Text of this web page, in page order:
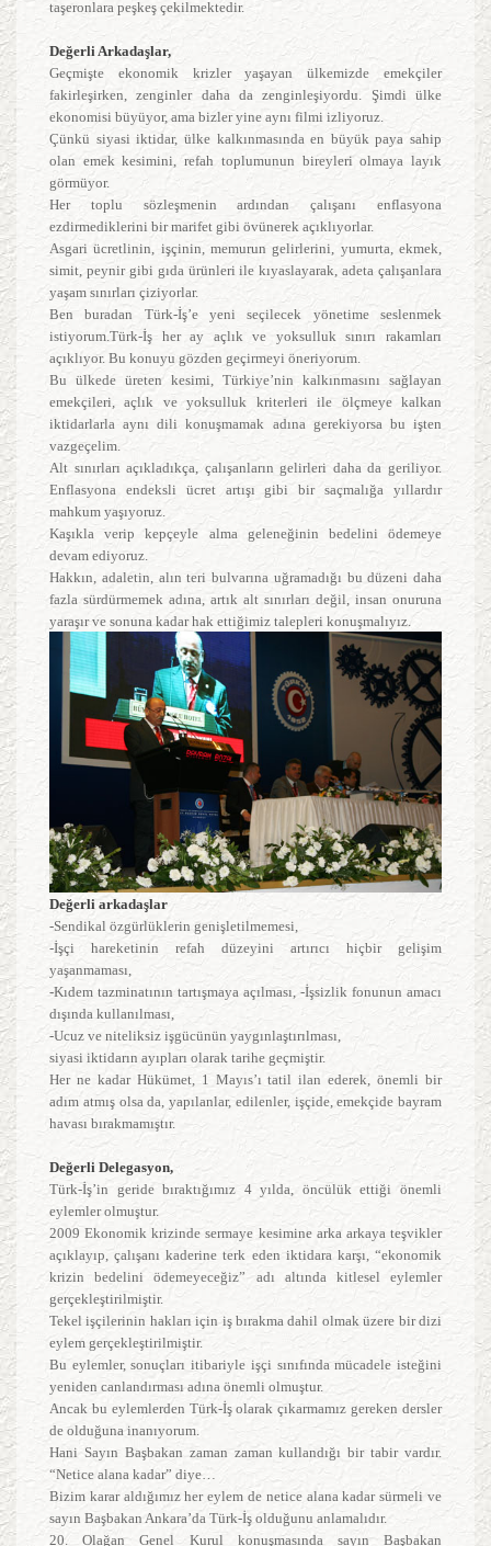
taşeronlara peşkeş çekilmektedir.
Değerli Arkadaşlar,
Geçmişte ekonomik krizler yaşayan ülkemizde emekçiler
fakirleşirken, zenginler daha da zenginleşiyordu. Şimdi ülke
ekonomisi büyüyor, ama bizler yine aynı filmi izliyoruz.
Çünkü siyasi iktidar, ülke kalkınmasında en büyük paya sahip
olan emek kesimini, refah toplumunun bireyleri olmaya layık
görmüyor.
Her toplu sözleşmenin ardından çalışanı enflasyona
ezdirmediklerini bir marifet gibi övünerek açıklıyorlar.
Asgari ücretlinin, işçinin, memurun gelirlerini, yumurta, ekmek,
simit, peynir gibi gıda ürünleri ile kıyaslayarak, adeta çalışanlara
yaşam sınırları çiziyorlar.
Ben buradan Türk-İş’e yeni seçilecek yönetime seslenmek
istiyorum.Türk-İş her ay açlık ve yoksulluk sınırı rakamları
açıklıyor. Bu konuyu gözden geçirmeyi öneriyorum.
Bu ülkede üreten kesimi, Türkiye’nin kalkınmasını sağlayan
emekçileri, açlık ve yoksulluk kriterleri ile ölçmeye kalkan
iktidarlarla aynı dili konuşmamak adına gerekiyorsa bu işten
vazgeçelim.
Alt sınırları açıkladıkça, çalışanların gelirleri daha da geriliyor.
Enflasyona endeksli ücret artışı gibi bir saçmalığa yıllardır
mahkum yaşıyoruz.
Kaşıkla verip kepçeyle alma geleneğinin bedelini ödemeye
devam ediyoruz.
Hakkın, adaletin, alın teri bulvarına uğramadığı bu düzeni daha
fazla sürdürmemek adına, artık alt sınırları değil, insan onuruna
yaraşır ve sonuna kadar hak ettiğimiz talepleri konuşmalıyız.
Değerli arkadaşlar
-Sendikal özgürlüklerin genişletilmemesi,
-İşçi hareketinin refah düzeyini artırıcı hiçbir gelişim
yaşanmaması,
-Kıdem tazminatının tartışmaya açılması, -İşsizlik fonunun amacı
dışında kullanılması,
-Ucuz ve niteliksiz işgücünün yaygınlaştırılması,
siyasi iktidarın ayıpları olarak tarihe geçmiştir.
Her ne kadar Hükümet, 1 Mayıs’ı tatil ilan ederek, önemli bir
adım atmış olsa da, yapılanlar, edilenler, işçide, emekçide bayram
havası bırakmamıştır.
Değerli Delegasyon,
Türk-İş’in geride bıraktığımız 4 yılda, öncülük ettiği önemli
eylemler olmuştur.
2009 Ekonomik krizinde sermaye kesimine arka arkaya teşvikler
açıklayıp, çalışanı kaderine terk eden iktidara karşı, “ekonomik
krizin bedelini ödemeyeceğiz” adı altında kitlesel eylemler
gerçekleştirilmiştir.
Tekel işçilerinin hakları için iş bırakma dahil olmak üzere bir dizi
eylem gerçekleştirilmiştir.
Bu eylemler, sonuçları itibariyle işçi sınıfında mücadele isteğini
yeniden canlandırması adına önemli olmuştur.
Ancak bu eylemlerden Türk-İş olarak çıkarmamız gereken dersler
de olduğuna inanıyorum.
Hani Sayın Başbakan zaman zaman kullandığı bir tabir vardır.
“Netice alana kadar” diye…
Bizim karar aldığımız her eylem de netice alana kadar sürmeli ve
sayın Başbakan Ankara’da Türk-İş olduğunu anlamalıdır.
20. Olağan Genel Kurul konuşmasında sayın Başbakan